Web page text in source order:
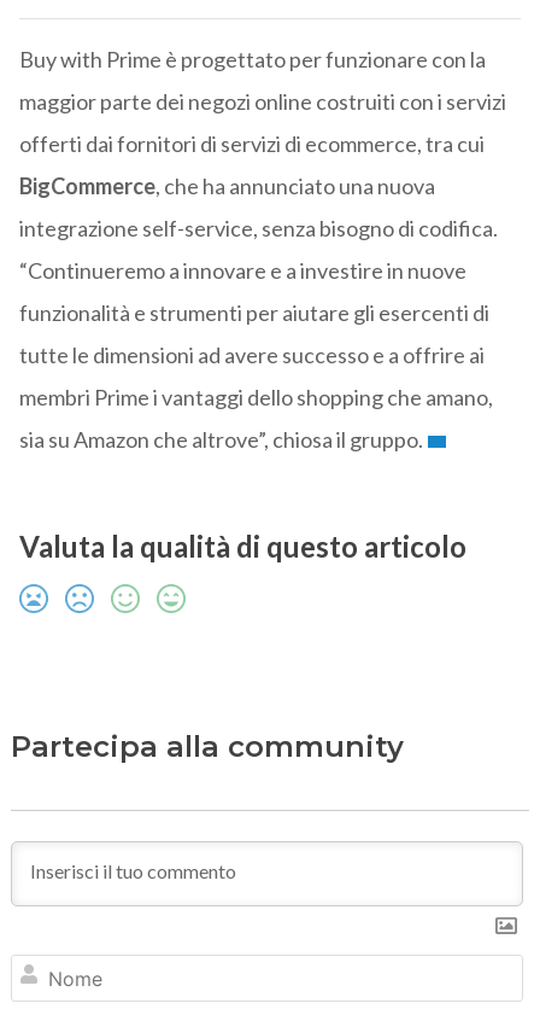
Buy with Prime è progettato per funzionare con la
maggior parte dei negozi online costruiti con i servizi
offerti dai fornitori di servizi di ecommerce, tra cui
BigCommerce, che ha annunciato una nuova
integrazione self-service, senza bisogno di codifica.
“Continueremo a innovare e a investire in nuove
funzionalità e strumenti per aiutare gli esercenti di
tutte le dimensioni ad avere successo e a offrire ai
membri Prime i vantaggi dello shopping che amano,
sia su Amazon che altrove”, chiosa il gruppo.
Valuta la qualità di questo articolo
Partecipa alla community